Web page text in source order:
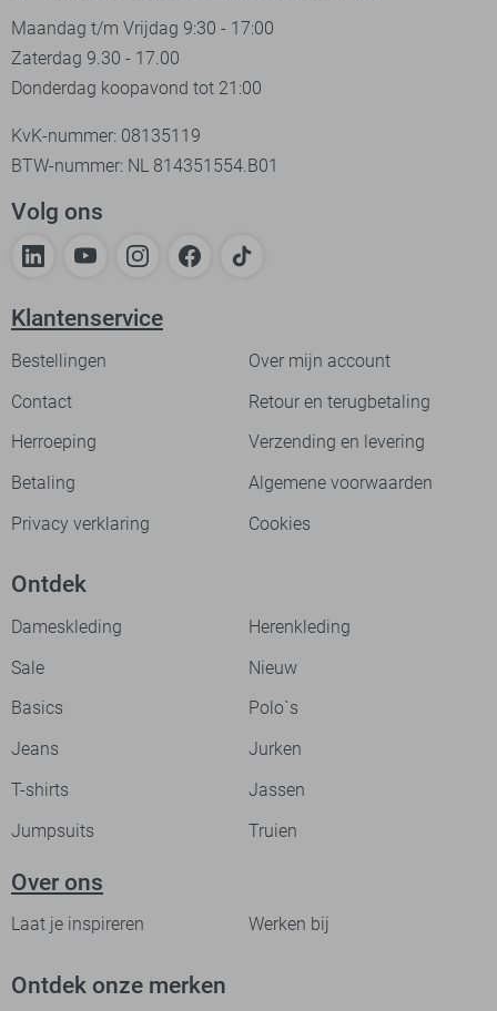
Maandag t/m Vrijdag 9:30 - 17:00
Zaterdag 9.30 - 17.00
Donderdag koopavond tot 21:00
KvK-nummer: 08135119
BTW-nummer: NL 814351554.B01
Volg ons
Klantenservice
Bestellingen
Over mijn account
Contact
Retour en terugbetaling
Herroeping
Verzending en levering
Betaling
Algemene voorwaarden
Privacy verklaring
Cookies
Ontdek
Dameskleding
Herenkleding
Sale
Nieuw
Basics
Polo`s
Jeans
Jurken
T-shirts
Jassen
Jumpsuits
Truien
Over ons
Laat je inspireren Werken bij
Ontdek onze merken